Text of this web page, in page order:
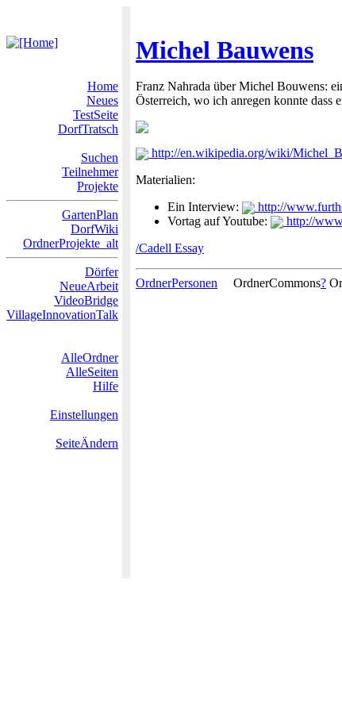
Michel Bauwens
Home
Neues
TestSeite
DorfTratsch
Suchen
Teilnehmer
Projekte
GartenPlan
DorfWiki
OrdnerProjekte_alt
Dörfer
NeueArbeit
VideoBridge
VillageInnovationTalk
AlleOrdner
AlleSeiten
Hilfe
Einstellungen
SeiteÄndern
Franz Nahrada über Michel Bouwens:
Österreich, wo ich anregen konnte
http://en.wikipedia.org/wiki/
Materialien:
Ein Interview:
http://
Vortag auf Youtube:
http://
/Cadell Essay
OrdnerPersonen OrdnerCommons?